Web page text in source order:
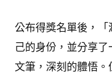
公布得獎名單後，
己的身份，並分享
文筆，深刻的體悟。